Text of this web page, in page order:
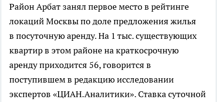
Район Арбат занял первое место в рейтинге
локаций Москвы по доле предложения жилья
в посуточную аренду. На 1 тыс. существующих
квартир в этом районе на краткосрочную
аренду приходится 56, говорится в
поступившем в редакцию исследовании
экспертов «ЦИАН.Аналитики». Ставка суточной